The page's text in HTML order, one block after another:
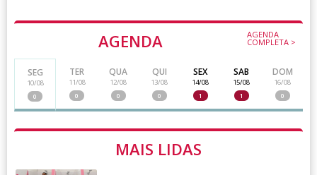
AGENDA AGENDA
COMPLETA >
SEG
10/08
0
TER
11/08
0
QUA
12/08
0
QUI
13/08
0
SEX
14/08
1
SAB
15/08
1
DOM
16/08
0
MAIS LIDAS